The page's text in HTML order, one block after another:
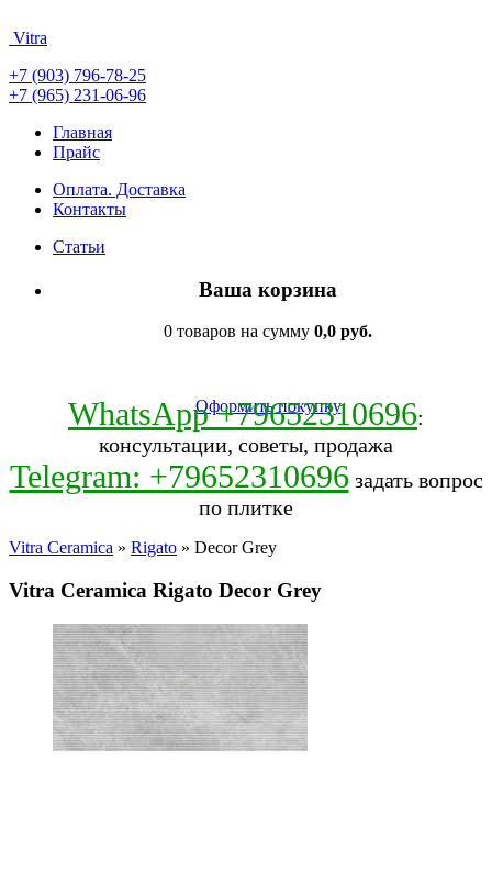
Vitra
+7 (903) 796-78-25
+7 (965) 231-06-96
Главная
Прайс
Оплата. Доставка
Контакты
Статьи
Ваша корзина
0 товаров на сумму 0,0 руб.
Оформить покупку
WhatsApp +79652310696:
консультации, советы, продажа
Telegram: +79652310696 задать вопрос
по плитке
Vitra Ceramica » Rigato » Decor Grey
Vitra Ceramica Rigato Decor Grey